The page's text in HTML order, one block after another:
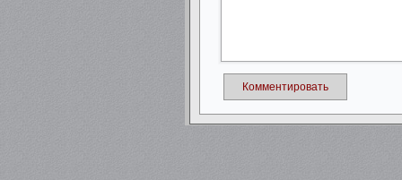
Комментировать